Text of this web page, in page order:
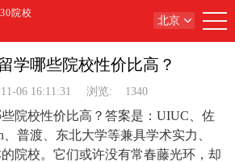
院校
北京
学哪些院校性价比高？
06 16:11:31 浏览: 1340
院校性价比高？答案是：UIUC、佐
普渡、东北大学等兼具学术实力、
院校。它们或许没有常春藤光环，却